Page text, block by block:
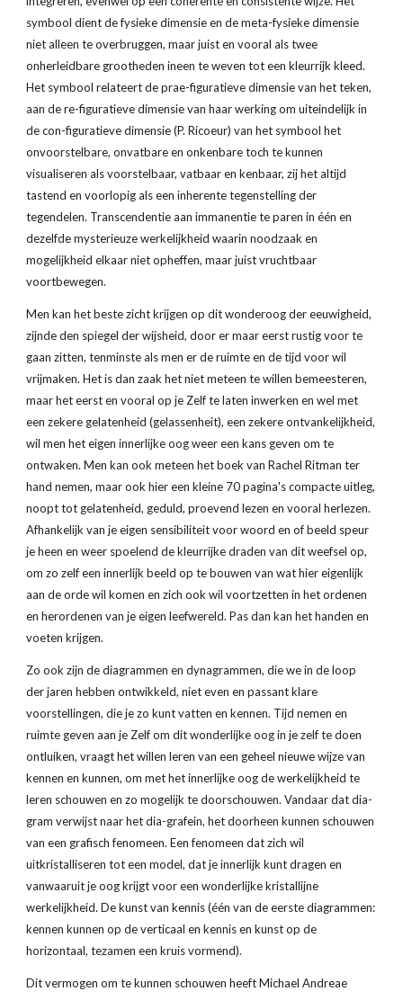
symbool dient de fysieke dimensie en de meta-fysieke dimensie
niet alleen te overbruggen, maar juist en vooral als twee
onherleidbare grootheden ineen te weven tot een kleurrijk kleed.
Het symbool relateert de prae-figuratieve dimensie van het teken,
aan de re-figuratieve dimensie van haar werking om uiteindelijk in
de con-figuratieve dimensie (P. Ricoeur) van het symbool het
onvoorstelbare, onvatbare en onkenbare toch te kunnen
visualiseren als voorstelbaar, vatbaar en kenbaar, zij het altijd
tastend en voorlopig als een inherente tegenstelling der
tegendelen. Transcendentie aan immanentie te paren in één en
dezelfde mysterieuze werkelijkheid waarin noodzaak en
mogelijkheid elkaar niet opheffen, maar juist vruchtbaar
voortbewegen.
Men kan het beste zicht krijgen op dit wonderoog der eeuwigheid,
zijnde den spiegel der wijsheid, door er maar eerst rustig voor te
gaan zitten, tenminste als men er de ruimte en de tijd voor wil
vrijmaken. Het is dan zaak het niet meteen te willen bemeesteren,
maar het eerst en vooral op je Zelf te laten inwerken en wel met
een zekere gelatenheid (gelassenheit), een zekere ontvankelijkheid,
wil men het eigen innerlijke oog weer een kans geven om te
ontwaken. Men kan ook meteen het boek van Rachel Ritman ter
hand nemen, maar ook hier een kleine 70 pagina's compacte uitleg,
noopt tot gelatenheid, geduld, proevend lezen en vooral herlezen.
Afhankelijk van je eigen sensibiliteit voor woord en of beeld speur
je heen en weer spoelend de kleurrijke draden van dit weefsel op,
om zo zelf een innerlijk beeld op te bouwen van wat hier eigenlijk
aan de orde wil komen en zich ook wil voortzetten in het ordenen
en herordenen van je eigen leefwereld. Pas dan kan het handen en
voeten krijgen.
Zo ook zijn de diagrammen en dynagrammen, die we in de loop
der jaren hebben ontwikkeld, niet even en passant klare
voorstellingen, die je zo kunt vatten en kennen. Tijd nemen en
ruimte geven aan je Zelf om dit wonderlijke oog in je zelf te doen
ontluiken, vraagt het willen leren van een geheel nieuwe wijze van
kennen en kunnen, om met het innerlijke oog de werkelijkheid te
leren schouwen en zo mogelijk te doorschouwen. Vandaar dat dia-
gram verwijst naar het dia-grafein, het doorheen kunnen schouwen
van een grafisch fenomeen. Een fenomeen dat zich wil
uitkristalliseren tot een model, dat je innerlijk kunt dragen en
vanwaaruit je oog krijgt voor een wonderlijke kristallijne
werkelijkheid. De kunst van kennis (één van de eerste diagrammen:
kennen kunnen op de verticaal en kennis en kunst op de
horizontaal, tezamen een kruis vormend).
Dit vermogen om te kunnen schouwen heeft Michael Andreae